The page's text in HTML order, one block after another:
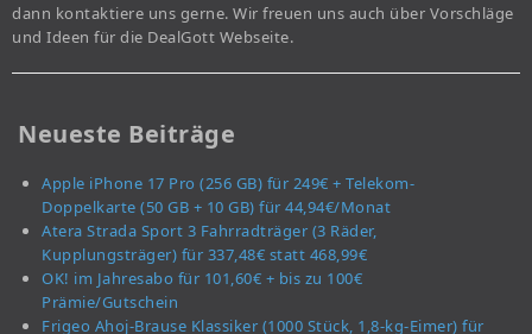
dann kontaktiere uns gerne. Wir freuen uns auch über Vorschläge
und Ideen für die DealGott Webseite.
Neueste Beiträge
Apple iPhone 17 Pro (256 GB) für 249€ + Telekom-
Doppelkarte (50 GB + 10 GB) für 44,94€/Monat
Atera Strada Sport 3 Fahrradträger (3 Räder,
Kupplungsträger) für 337,48€ statt 468,99€
OK! im Jahresabo für 101,60€ + bis zu 100€
Prämie/Gutschein
Frigeo Ahoj-Brause Klassiker (1000 Stück, 1,8-kg-Eimer) für